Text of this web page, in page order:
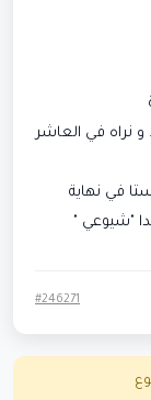
و نراه في العاشر
في نهاية
#246271